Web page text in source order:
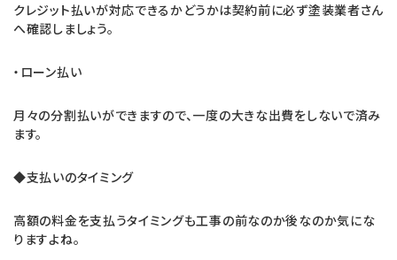
クレジット払いが対応できるかどうかは契約前に必ず塗装業者さん
へ確認しましょう。
・ローン払い
月々の分割払いができますので、一度の大きな出費をしないで済み
ます。
◆支払いのタイミング
高額の料金を支払うタイミングも工事の前なのか後なのか気にな
りますよね。